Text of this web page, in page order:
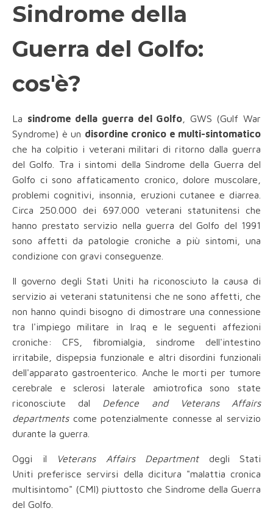
Sindrome della
Guerra del Golfo:
cos'è?
La sindrome della guerra del Golfo , GWS (Gulf War
Syndrome) è un disordine cronico e multi-sintomatico
che ha colpitio i veterani militari di ritorno dalla guerra
del Golfo. Tra i sintomi della Sindrome della Guerra del
Golfo ci sono affaticamento cronico, dolore muscolare,
problemi cognitivi, insonnia, eruzioni cutanee e diarrea.
Circa 250.000 dei 697.000 veterani statunitensi che
hanno prestato servizio nella guerra del Golfo del 1991
sono affetti da patologie croniche a più sintomi, una
condizione con gravi conseguenze.
Il governo degli Stati Uniti ha riconosciuto la causa di
servizio ai veterani statunitensi che ne sono affetti, che
non hanno quindi bisogno di dimostrare una connessione
tra l'impiego militare in Iraq e le seguenti affezioni
croniche: CFS, fibromialgia, sindrome dell'intestino
irritabile, dispepsia funzionale e altri disordini funzionali
dell'apparato gastroenterico. Anche le morti per tumore
cerebrale e sclerosi laterale amiotrofica sono state
riconosciute dal Defence and Veterans Affairs
departmentscome potenzialmente connesse al servizio
durante la guerra.
Oggi il Veterans Affairs Departmentdegli Stati
Uniti preferisce servirsi della dicitura "malattia cronica
multisintomo" (CMI) piuttosto che Sindrome della Guerra
del Golfo.